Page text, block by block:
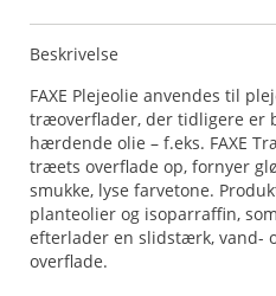
Beskrivelse
FAXE Plejeolie anvendes til
træoverflader, der tidligere er
hærdende olie – f.eks. FAXE
træets overflade op, fornyer
smukke, lyse farvetone.
planteolier og isoparraffin,
efterlader en slidstærk, vand-
overflade.